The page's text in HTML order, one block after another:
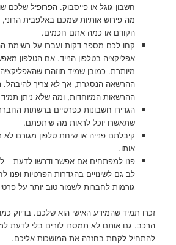
חשבון גוגל או פייסבוק. הפרופיל שלכם
מה פירוש אותיות שמכם באלפבית הרוני,
הקודם או כמה אתם חכמים.
קחו לכם מספר דקות ועברו על רשימת
אפליקציה בטלפון הנייד. אם הטלפון
מיותרת. כמובן שמיד תוזהרו
ההרשאה הנסגרת, אך לא צריך להיבהל.
ההרשאות המיוחדות, ומה שלא ניתן
הגדירו חשבונות כפרטיים ברשתות
שתאשרו יוכל לראות מה שיתפתם.
קיבלתם פנייה או שיחת טלפון מגורם לא
אותו.
פנו למפתחים אם אפשר ודרשו לדעת –
לב גם לשינויים בהגדרות הפרטיות ופנו
גורמות לחברות לשמור טוב יותר על
זכרו תמיד שהמידע האישי הוא שלכם. בדיוק
הרכב. גם אותם לא תמסרו לזרים בלי לדעת
להתחיל לקחת בחזרה את המושכות אליכם.